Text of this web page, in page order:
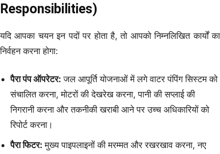
Responsibilities)
यदि आपका चयन इन पदों पर होता है, तो आपको निम्नलिखित कार्यों का
निर्वहन करना होगा:
पैरा पंप ऑपरेटर: जल आपूर्ति योजनाओं में लगे वाटर पंपिंग सिस्टम को
संचालित करना, मोटरों की देखरेख करना, पानी की सप्लाई की
निगरानी करना और तकनीकी खराबी आने पर उच्च अधिकारियों को
रिपोर्ट करना।
पैरा फिटर: मुख्य पाइपलाइनों की मरम्मत और रखरखाव करना, नए